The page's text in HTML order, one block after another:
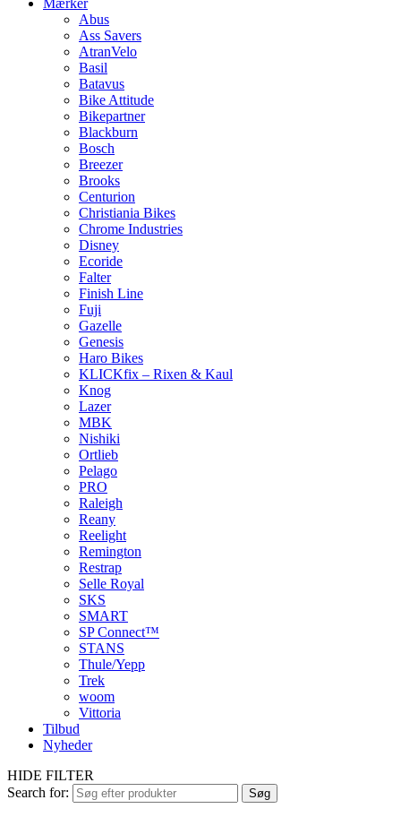
Mærker
Abus
Ass Savers
AtranVelo
Basil
Batavus
Bike Attitude
Bikepartner
Blackburn
Bosch
Breezer
Brooks
Centurion
Christiania Bikes
Chrome Industries
Disney
Ecoride
Falter
Finish Line
Fuji
Gazelle
Genesis
Haro Bikes
KLICKfix – Rixen & Kaul
Knog
Lazer
MBK
Nishiki
Ortlieb
Pelago
PRO
Raleigh
Reany
Reelight
Remington
Restrap
Selle Royal
SKS
SMART
SP Connect™
STANS
Thule/Yepp
Trek
woom
Vittoria
Tilbud
Nyheder
HIDE FILTER
Search for:
Søg